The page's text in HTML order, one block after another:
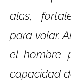
alas,
para volar.
el hombre
capacidad